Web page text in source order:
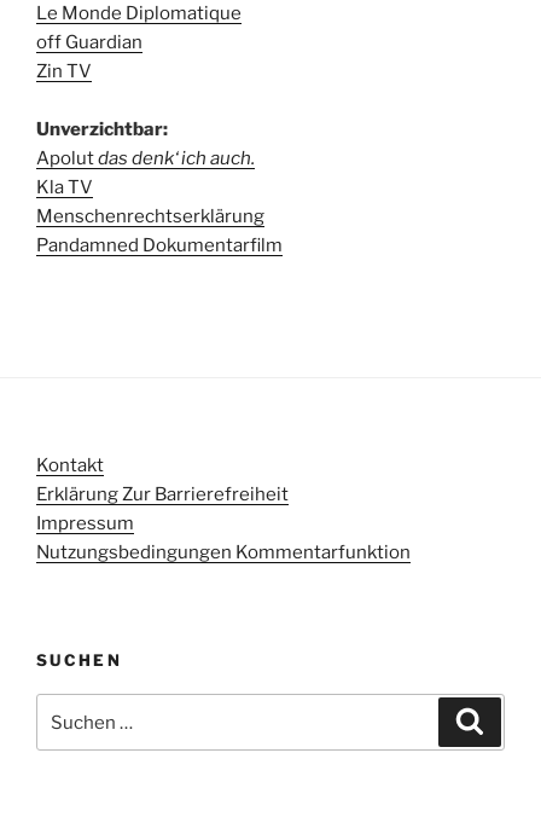
Le Monde Diplomatique
off Guardian
Zin TV
Unverzichtbar:
Apolutdas denk‘ ich auch.
Kla TV
Menschenrechtserklärung
Pandamned Dokumentarfilm
Kontakt
Erklärung Zur Barrierefreiheit
Impressum
Nutzungsbedingungen Kommentarfunktion
SUCHEN
nach: